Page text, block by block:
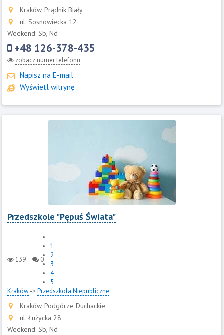
Kraków, Prądnik Biały
ul. Sosnowiecka 12
Weekend: Sb, Nd
+48 126-378-435
zobacz numer telefonu
Napisz na E-mail
Wyświetl witrynę
Przedszkole "Pępuś Świata"
139 0
1
2
3
4
5
Kraków-> Przedszkola Niepubliczne
Kraków, Podgórze Duchackie
ul. Łużycka 28
Weekend: Sb, Nd